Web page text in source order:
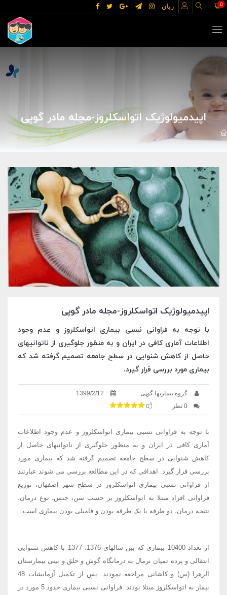
زبان 0
اپیدمیولوژیک اتواسکلروز-مجله مادر گوپی
علوم پزشکی اپیدمیولوژیک اتواسکلروز-مجله مادر
اپیدمیولوژیک اتواسکلروز-مجله مادر گوپی
با توجه به فراوانی نسبی بیماری اتواسکلروز و عدم وجود
اطلاعات آماری کافی در ایران و به منظور جلوگیری از ناتوانیهای
حاصل از کاهش شنوایی در سطح جامعه تصمیم گرفته شد که
بیماری مورد بررسی قرار گیرد.
گروه بیماریها گوپی
1399/2/12
0 نظر
با توجه به فراوانی نسبی بیماری اتواسکلروز و عدم وجود اطلاعات
آماری کافی در ایران و به منظور جلوگیری از ناتوانیهای حاصل از
کاهش شنوایی در سطح جامعه تصمیم گرفته شد که بیماری مورد
بررسی قرار گیرد. اهدافی که در این مطالعه بررسی می شوند عبارتند
از فراوانی نسبی بیماری اتواسکلروز در سطح شهر اصفهان، توزیع
فراوانی افراد مبتلا به اتواسکلروز بر حسب سن، جنس، نوع درمان،
نتیجه درمان، دو طرفه یا یک طرفه بودن و فامیلی بودن بیماری است.
از تعداد 10400 بیماری که بین سالهای 1376، 1377 با کاهش شنوایی
انتقالی و پرده تمپان نرمال به درمانگاه گوش و حلق و بینی بیمارستان
الزهرا (س) و کاشانی مراجعه نمودند. پس از تکمیل آزمایشات 48
بیمار به اتواسکلروز مبتلا بودند. فراوانی نسبی بیماری حدود 5 مورد در